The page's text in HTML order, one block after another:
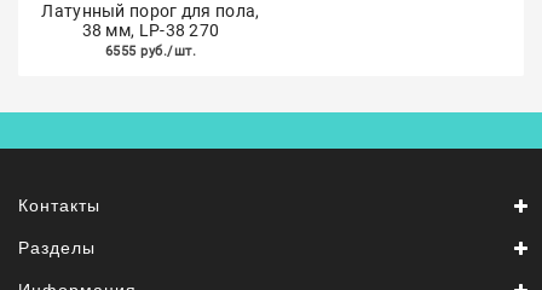
Латунный порог для пола,
38 мм, LP-38 270
6555 руб./шт.
Контакты
Разделы